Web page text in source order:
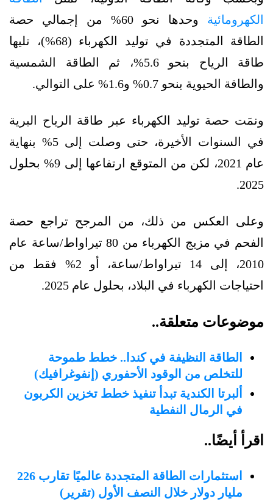
الكهرومائية
وحدها نحو 60% من إجمالي حصة
الطاقة المتجددة في توليد الكهرباء (68%)، تليها
طاقة الرياح بنحو 5.6%، ثم الطاقة الشمسية
والطاقة الحيوية بنحو 0.7% و1.6% على التوالي.
ونمَت حصة توليد الكهرباء عبر طاقة الرياح البرية
في السنوات الأخيرة، حتى وصلت إلى 5% بنهاية
عام 2021، لكن من المتوقع ارتفاعها إلى 9% بحلول
2025.
وعلى العكس من ذلك، من المرجح تراجع حصة
الفحم في مزيج الكهرباء من 80 تيراواط/ساعة عام
2010، إلى 14 تيراواط/ساعة، أو 2% فقط من
احتياجات الكهرباء في البلاد، بحلول عام 2025.
موضوعات متعلقة..
الطاقة النظيفة في كندا.. خطط طموحة
للتخلص من الوقود الأحفوري (إنفوغرافيك)
ألبرتا الكندية تبدأ تنفيذ خطط تخزين الكربون
في الرمال النفطية
اقرأ أيضًا..
استثمارات الطاقة المتجددة عالميًا تقارب 226
مليار دولار خلال النصف الأول (تقرير)